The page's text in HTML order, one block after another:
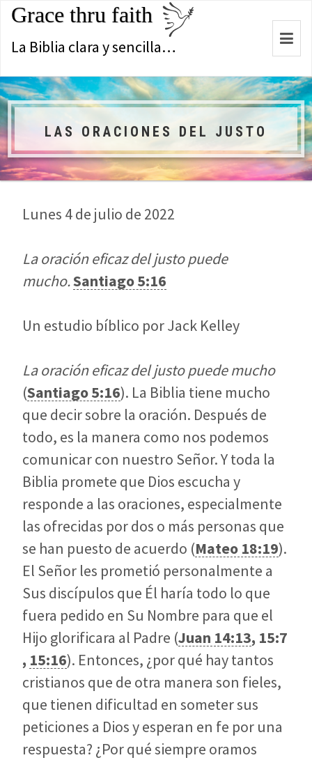
Grace thru faith
La Biblia clara y sencilla…
LAS ORACIONES DEL JUSTO
Lunes 4 de julio de 2022
La oración eficaz del justo puede
mucho.Santiago 5:16
Un estudio bíblico por Jack Kelley
La oración eficaz del justo puede mucho
(Santiago 5:16). La Biblia tiene mucho
que decir sobre la oración. Después de
todo, es la manera como nos podemos
comunicar con nuestro Señor. Y toda la
Biblia promete que Dios escucha y
responde a las oraciones, especialmente
las ofrecidas por dos o más personas que
se han puesto de acuerdo (Mateo 18:19).
El Señor les prometió personalmente a
Sus discípulos que Él haría todo lo que
fuera pedido en Su Nombre para que el
Hijo glorificara al Padre (Juan 14:13, 15:7
, 15:16). Entonces, ¿por qué hay tantos
cristianos que de otra manera son fieles,
que tienen dificultad en someter sus
peticiones a Dios y esperan en fe por una
respuesta? ¿Por qué siempre oramos